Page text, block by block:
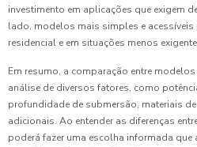
investimento em aplicações que exigem
lado, modelos mais simples e
residencial e em situações menos
Em resumo, a comparação entre
análise de diversos fatores, como
profundidade de submersão, materiais
adicionais. Ao entender as diferenças
poderá fazer uma escolha informada que